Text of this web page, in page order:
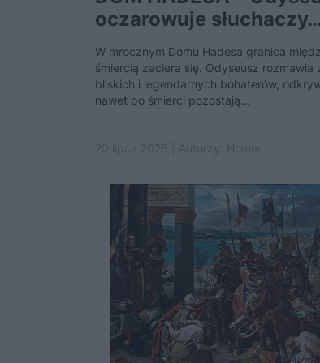
oczarowuje
W mrocznym Domu Hadesa granica
śmiercią zaciera się. Odyseusz rozmawia
bliskich i legendarnych bohaterów,
nawet po śmierci pozostają...